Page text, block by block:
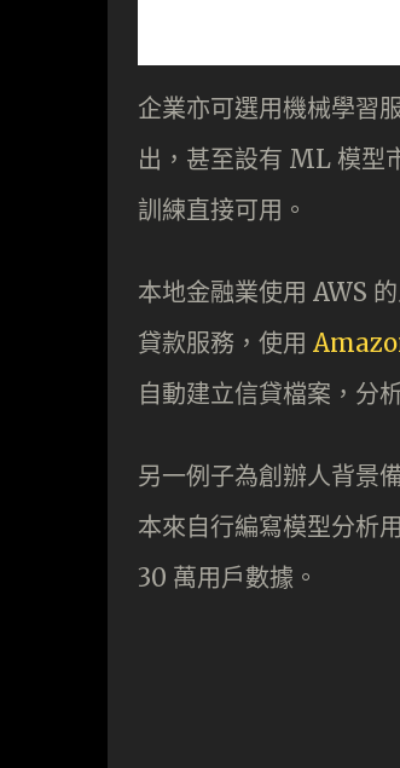
企業亦可選用機械學習
出，甚至設有 ML 模型
訓練直接可用。
本地金融業使用 AWS
貸款服務，使用
自動建立信貸檔案，分
另一例子為創辦人背景
本來自行編寫模型分析
30 萬用戶數據。